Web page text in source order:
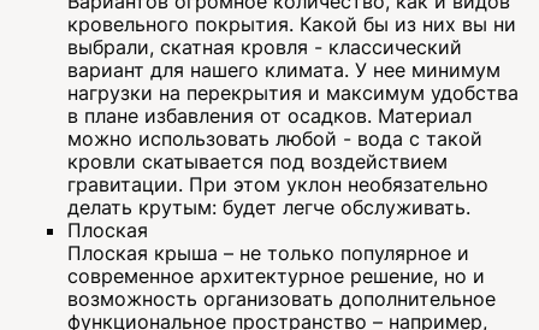
кровельного покрытия. Какой бы из них вы ни
выбрали, скатная кровля - классический
вариант для нашего климата. У нее минимум
нагрузки на перекрытия и максимум удобства
в плане избавления от осадков. Материал
можно использовать любой - вода с такой
кровли скатывается под воздействием
гравитации. При этом уклон необязательно
делать крутым: будет легче обслуживать.
Плоская
Плоская крыша – не только популярное и
современное архитектурное решение, но и
возможность организовать дополнительное
функциональное пространство – например,